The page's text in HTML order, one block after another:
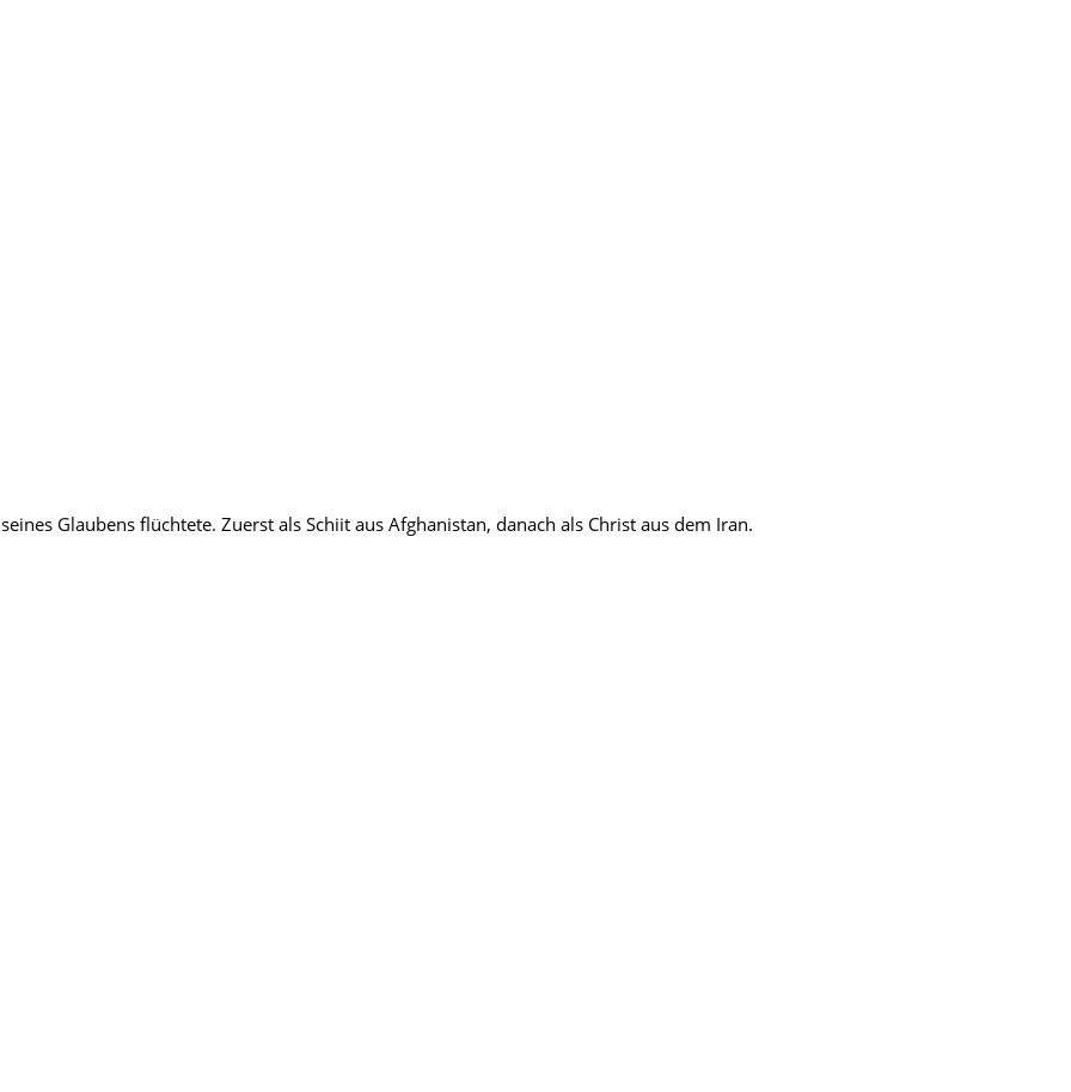
Glaubens flüchtete. Zuerst als Schiit aus Afghanistan, danach als Christ aus dem Iran.